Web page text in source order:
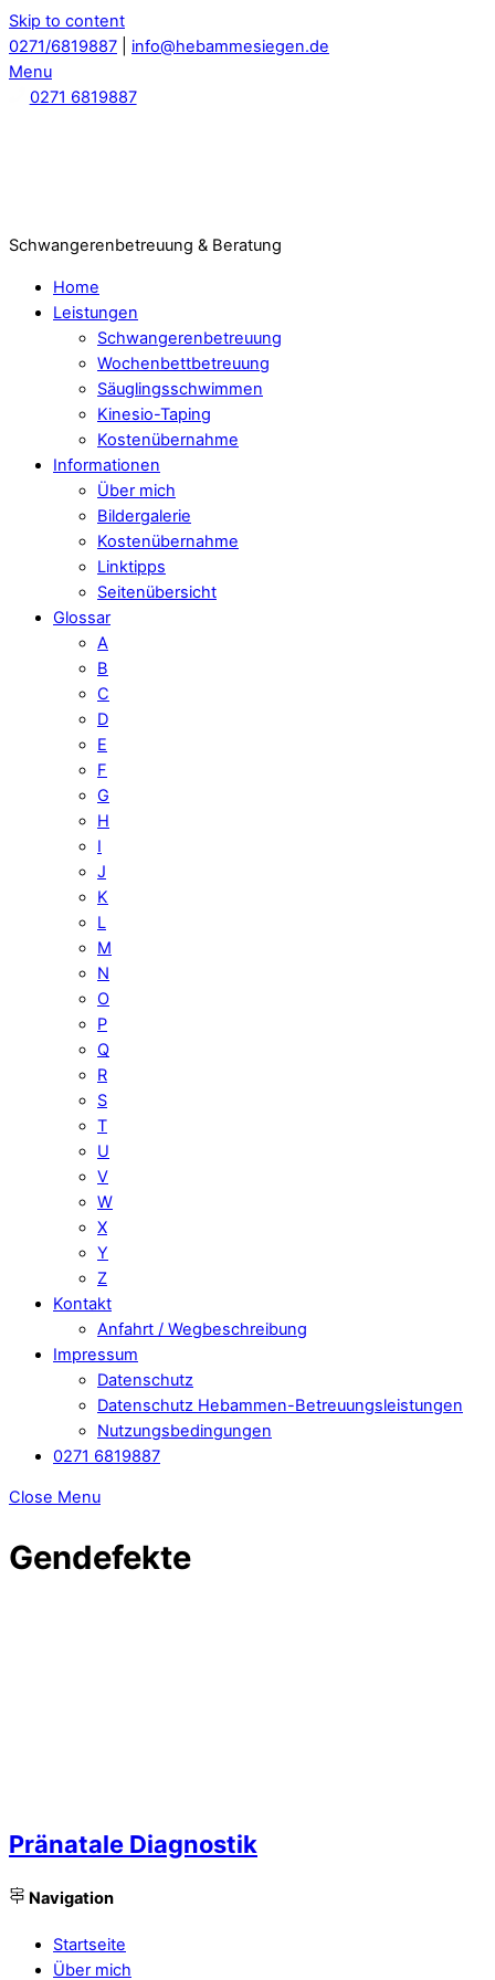
Skip to content
0271/6819887
info@hebammesiegen.de
Menu
0271 6819887
Schwangerenbetreuung & Beratung
Home
Leistungen
Schwangerenbetreuung
Wochenbettbetreuung
Säuglingsschwimmen
Kinesio-Taping
Kostenübernahme
Informationen
Über mich
Bildergalerie
Kostenübernahme
Linktipps
Seitenübersicht
Glossar
A
B
C
D
E
F
G
H
I
J
K
L
M
N
O
P
Q
R
S
T
U
V
W
X
Y
Z
Kontakt
Anfahrt / Wegbeschreibung
Impressum
Datenschutz
Datenschutz Hebammen-Betreuungsleistungen
Nutzungsbedingungen
0271 6819887
Close Menu
Gendefekte
Pränatale Diagnostik
Navigation
Startseite
Über mich